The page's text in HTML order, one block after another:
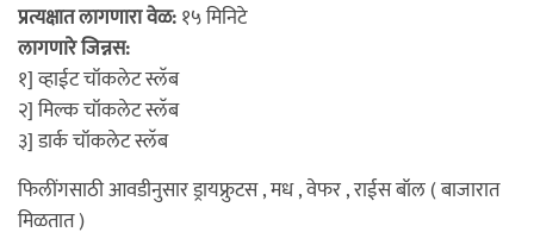
प्रत्यक्षात लागणारा वेळ:१५ मिनिटे
लागणारे जिन्नस:
१] व्हाईट चॉकलेट स्लॅब
२] मिल्क चॉकलेट स्लॅब
३] डार्क चॉकलेट स्लॅब
फिलींगसाठी आवडीनुसार ड्रायफ्रुटस , मध , वेफर , राईस बॉल ( बाजारात
मिळतात )